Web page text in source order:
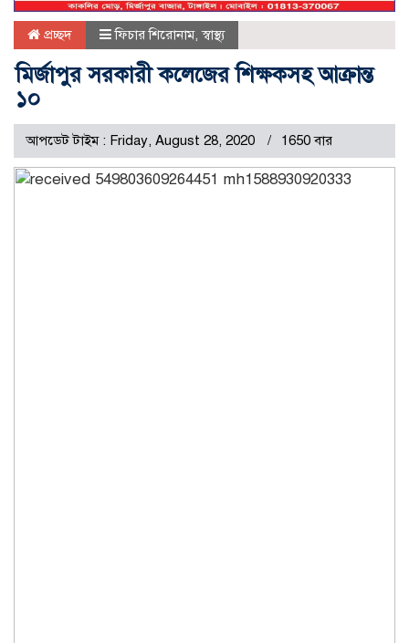
প্রচ্ছদ ফিচার শিরোনাম,স্বাস্থ্য
মির্জাপুর সরকারী কলেজের শিক্ষকসহ আক্রান্ত
১০
আপডেট টাইম : Friday, August 28, 2020 1650 বার